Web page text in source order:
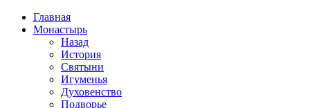
Перейти
содержимому
Главная
Монастырь
Назад
История
Святыни
Игуменья
Духовенство
Подворье